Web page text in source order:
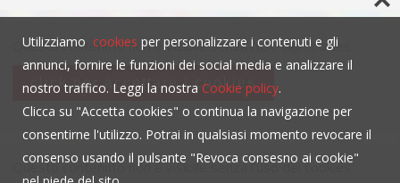
Questo contenuto non è visibile senza l'uso dei cookies.
click per accettare i cookies
Questo contenuto non è visibile senza l'uso dei cookies.
Utilizziamo cookies per personalizzare i contenuti e gli
annunci, fornire le funzioni dei social media e analizzare il
nostro traffico. Leggi la nostra Cookie policy.
Clicca su "Accetta cookies" o continua la navigazione per
consentirne l'utilizzo. Potrai in qualsiasi momento revocare il
consenso usando il pulsante "Revoca consesno ai cookie"